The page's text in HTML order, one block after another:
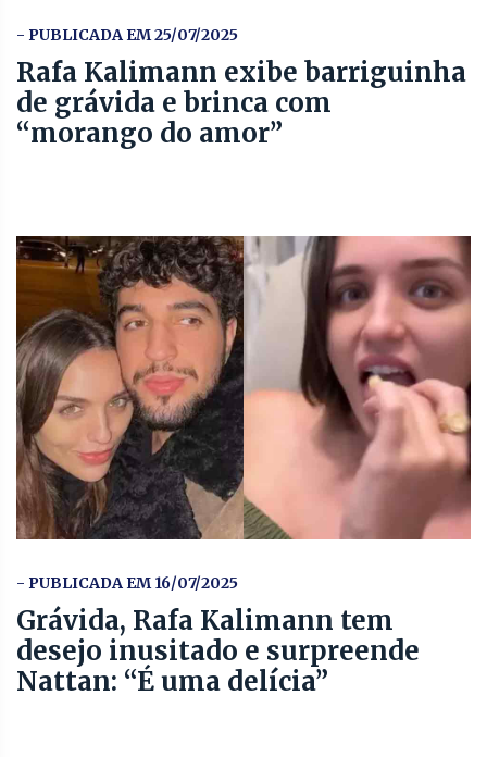
- PUBLICADA EM 25/07/2025
Rafa Kalimann exibe barriguinha
de grávida e brinca com
“morango do amor”
- PUBLICADA EM 16/07/2025
Grávida, Rafa Kalimann tem
desejo inusitado e surpreende
Nattan: “É uma delícia”